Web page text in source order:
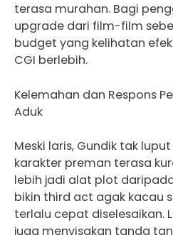
terasa murahan. Bagi
upgrade dari film-film
budget yang kelihatan
CGI berlebih.
Kelemahan dan Respons
Aduk
Meski laris, Gundik tak
karakter preman terasa
lebih jadi alat plot
bikin third act agak kacau
terlalu cepat diselesaikan.
juga menyisakan tanda